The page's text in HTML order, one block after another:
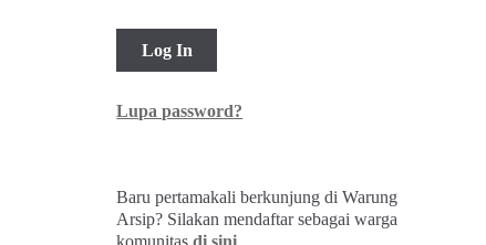
Lupa password?
Baru pertamakali berkunjung di Warung
Arsip? Silakan mendaftar sebagai warga